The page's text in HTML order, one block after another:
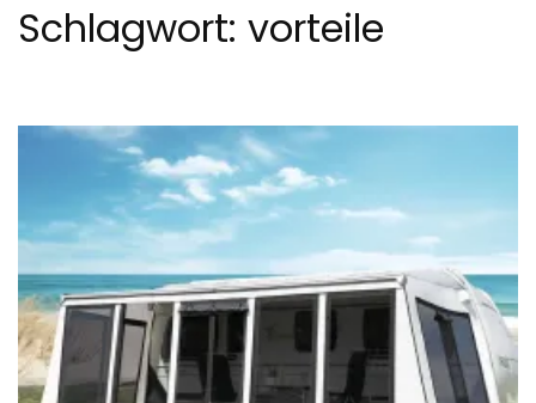
Schlagwort: vorteile